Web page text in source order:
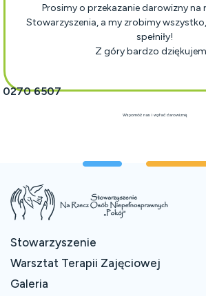
Prosimy o przekazanie darowizny na
Stowarzyszenia, a my zrobimy
spełniły!
Z góry bardzo
0270 6507
Wspomóż nas i wpłać darowiznę
Stowarzyszenie
Warsztat Terapii Zajęciowej
Galeria